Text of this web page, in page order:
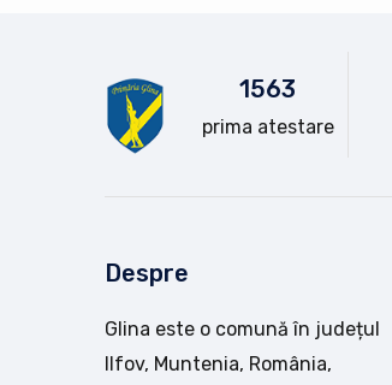
1563
prima atestare
Despre
Glina este o comună în județul
Ilfov, Muntenia, România,